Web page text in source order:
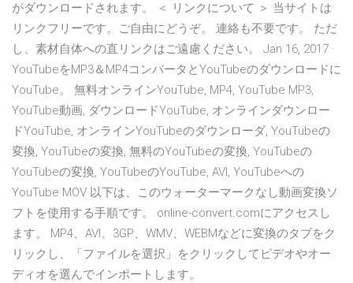
がダウンロードされます。 ＜ リンクについて ＞ 当サイトは
リンクフリーです。ご自由にどうぞ。 連絡も不要です。 ただ
し、素材自体への直リンクはご遠慮ください。 Jan 16, 2017 ·
YouTubeをMP3＆MP4コンバータとYouTubeのダウンロードに
YouTube。 無料オンラインYouTube, MP4, YouTube MP3,
YouTube動画, ダウンロードYouTube, オンラインダウンロー
ドYouTube, オンラインYouTubeのダウンローダ, YouTubeの
変換, YouTubeの変換, 無料のYouTubeの変換, YouTubeの
YouTubeの変換, YouTubeのYouTube, AVI, YouTubeへの
YouTube MOV 以下は、このウォーターマークなし動画変換ソ
フトを使用する手順です。 online-convert.comにアクセスし
ます。 MP4、AVI、3GP、WMV、WEBMなどに変換のタブをク
リックし、「ファイルを選択」をクリックしてビデオやオー
ディオを選んでインポートします。